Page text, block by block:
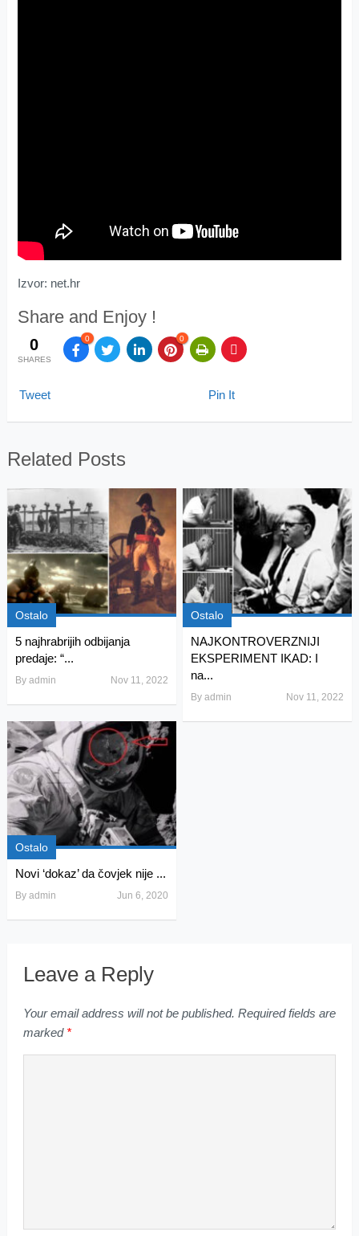
Izvor: net.hr
Share and Enjoy !
0
SHARES
0 0
Tweet Pin It
Related Posts
Ostalo
5 najhrabrijih odbijanja
predaje: “...
By admin Nov 11, 2022
Ostalo
NAJKONTROVERZNIJI
EKSPERIMENT IKAD: I
na...
Byadmin Nov 11, 2022
Ostalo
Novi ‘dokaz’ da čovjek nije ...
By admin Jun 6, 2020
Leave a Reply
Your email address will not be published. Required fields are
marked *